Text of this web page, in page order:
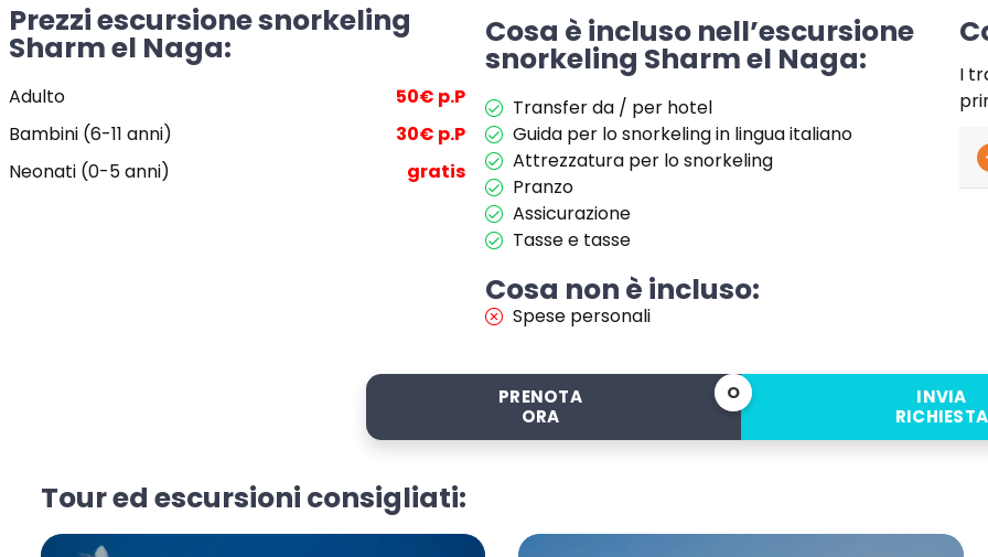
Prezzi escursione snorkeling
Sharm el Naga:
Adulto
50€ p.P
Bambini (6-11 anni)
30€ p.P
Neonati (0-5 anni)
gratis
Cosa è incluso nell’escursione
snorkeling Sharm el Naga:
Transfer da / per hotel
Guida per lo snorkeling in lingua italiano
Attrezzatura per lo snorkeling
Pranzo
Assicurazione
Tasse e tasse
Cosa non è incluso:
Spese personali
I
PRENOTA
ORA
O
INVIA
RICHIESTA
Tour ed escursioni consigliati: